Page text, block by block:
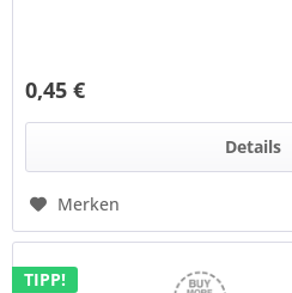
0,45 €
Details
Merken
TIPP!